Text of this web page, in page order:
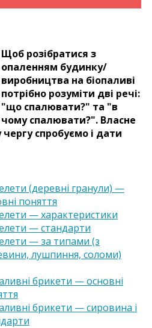
Щоб розібратися з
опаленням будинку/
виробництва на біопаливі
потрібно розуміти дві речі:
"що спалювати?" та "в
чому спалювати?". Власне
спробуємо і дати
(деревні гранули) —
поняття
— характеристики
— стандарти
— за типами (з
лушпиння, соломи)
брикети — основні
брикети — сировина і